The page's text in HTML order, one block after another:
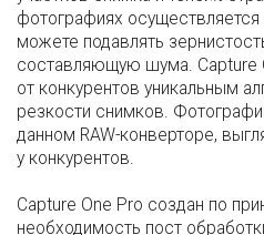
фотографиях
можете подавлять
составляющую шума. Capture
от конкурентов уникальным
резкости снимков.
данном RAW-конверторе,
у конкурентов.
Capture One Pro создан по
необходимость пост